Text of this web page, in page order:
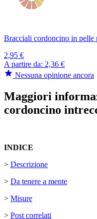
Bracciali cordoncino in pelle
2,95 €
A partire da: 2,36 €
Nessuna opinione ancora
Maggiori
cordoncino
INDICE
> Descrizione
> Da tenere a mente
> Misure
> Post correlati